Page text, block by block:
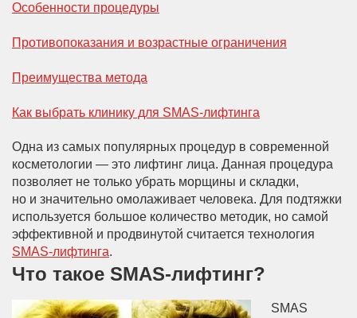
Особенности процедуры
Противопоказания и возрастные ограничения
Преимущества метода
Как выбрать клинику для SMAS-лифтинга
Одна из самых популярных процедур в современной
косметологии — это лифтинг лица. Данная процедура
позволяет не только убрать морщины и складки,
но и значительно омолаживает человека. Для подтяжки
используется большое количество методик, но самой
эффективной и продвинутой считается технология
SMAS-лифтинга.
Что такое SMAS-лифтинг?
SMAS